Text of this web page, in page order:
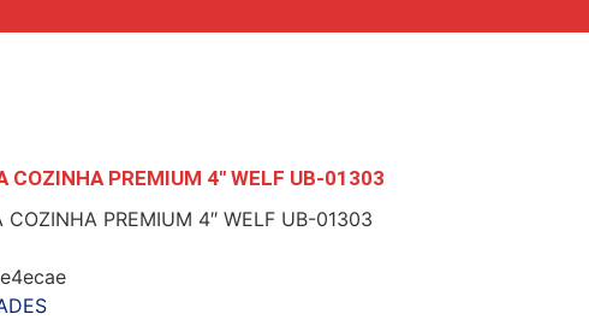
COZINHA PREMIUM 4″ WELF UB-01303
COZINHA PREMIUM 4″ WELF UB-01303